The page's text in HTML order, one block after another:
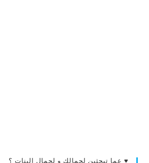
♥ عما تبحثين لجمالك و لجمال البنات ؟